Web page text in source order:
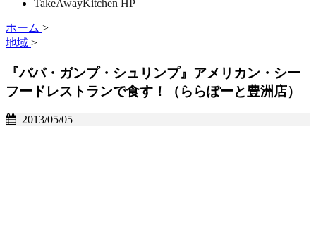
TakeAwayKitchen HP
ホーム >
地域 >
『ババ・ガンプ・シュリンプ』アメリカン・シー
フードレストランで食す！（ららぽーと豊洲店）
2013/05/05